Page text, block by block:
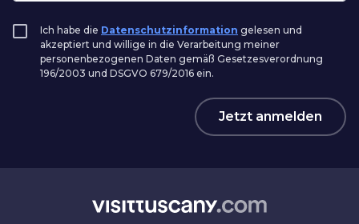
Ich habe die Datenschutzinformation gelesen und
akzeptiert und willige in die Verarbeitung meiner
personenbezogenen Daten gemäß Gesetzesverordnung
196/2003 und DSGVO 679/2016 ein.
Jetzt anmelden